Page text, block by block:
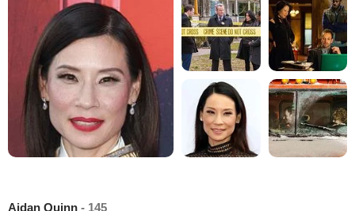
Aidan Quinn - 145